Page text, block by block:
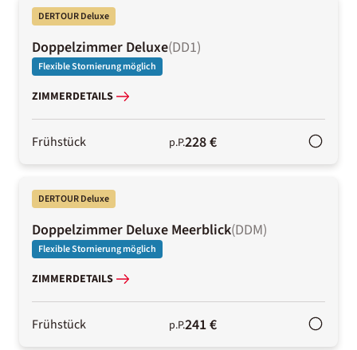
DERTOUR Deluxe
Doppelzimmer Deluxe(DD1)
Flexible Stornierung möglich
ZIMMERDETAILS
Frühstück p.P.228 €
DERTOUR Deluxe
Doppelzimmer Deluxe Meerblick(DDM)
Flexible Stornierung möglich
ZIMMERDETAILS
Frühstück p.P.241 €